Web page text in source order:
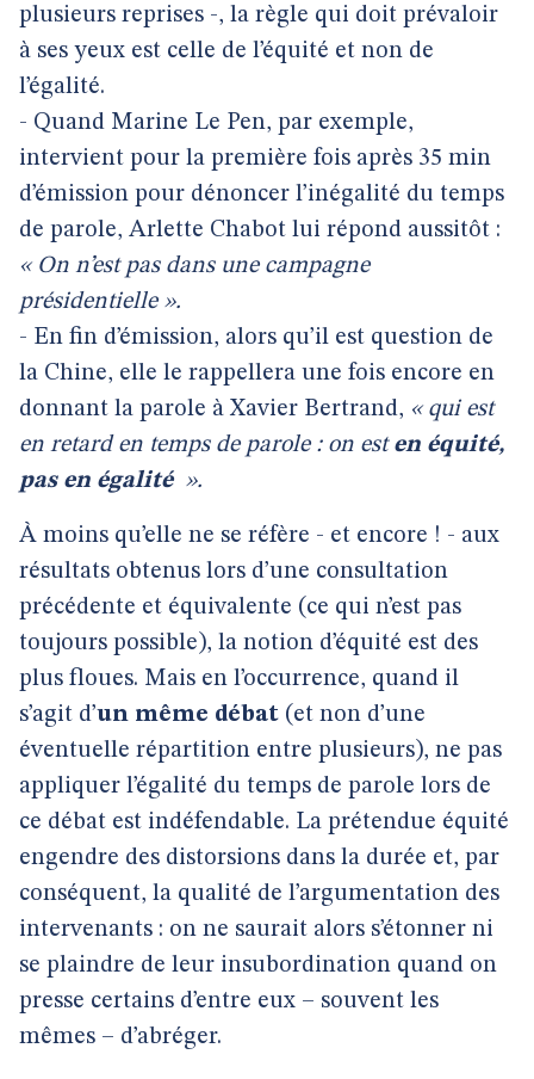
plusieurs reprises -, la règle qui doit prévaloir
à ses yeux est celle de l’équité et non de
l’égalité.
- Quand Marine Le Pen, par exemple,
intervient pour la première fois après 35 min
d’émission pour dénoncer l’inégalité du temps
de parole, Arlette Chabot lui répond aussitôt :
« On n’est pas dans une campagne
présidentielle ».
- En fin d’émission, alors qu’il est question de
la Chine, elle le rappellera une fois encore en
donnant la parole à Xavier Bertrand, « qui est
en retard en temps de parole : on est en équité,
pas en égalité ».
À moins qu’elle ne se réfère - et encore ! - aux
résultats obtenus lors d’une consultation
précédente et équivalente (ce qui n’est pas
toujours possible), la notion d’équité est des
plus floues. Mais en l’occurrence, quand il
s’agit d’un même débat (et non d’une
éventuelle répartition entre plusieurs), ne pas
appliquer l’égalité du temps de parole lors de
ce débat est indéfendable. La prétendue équité
engendre des distorsions dans la durée et, par
conséquent, la qualité de l’argumentation des
intervenants : on ne saurait alors s’étonner ni
se plaindre de leur insubordination quand on
presse certains d’entre eux – souvent les
mêmes – d’abréger.